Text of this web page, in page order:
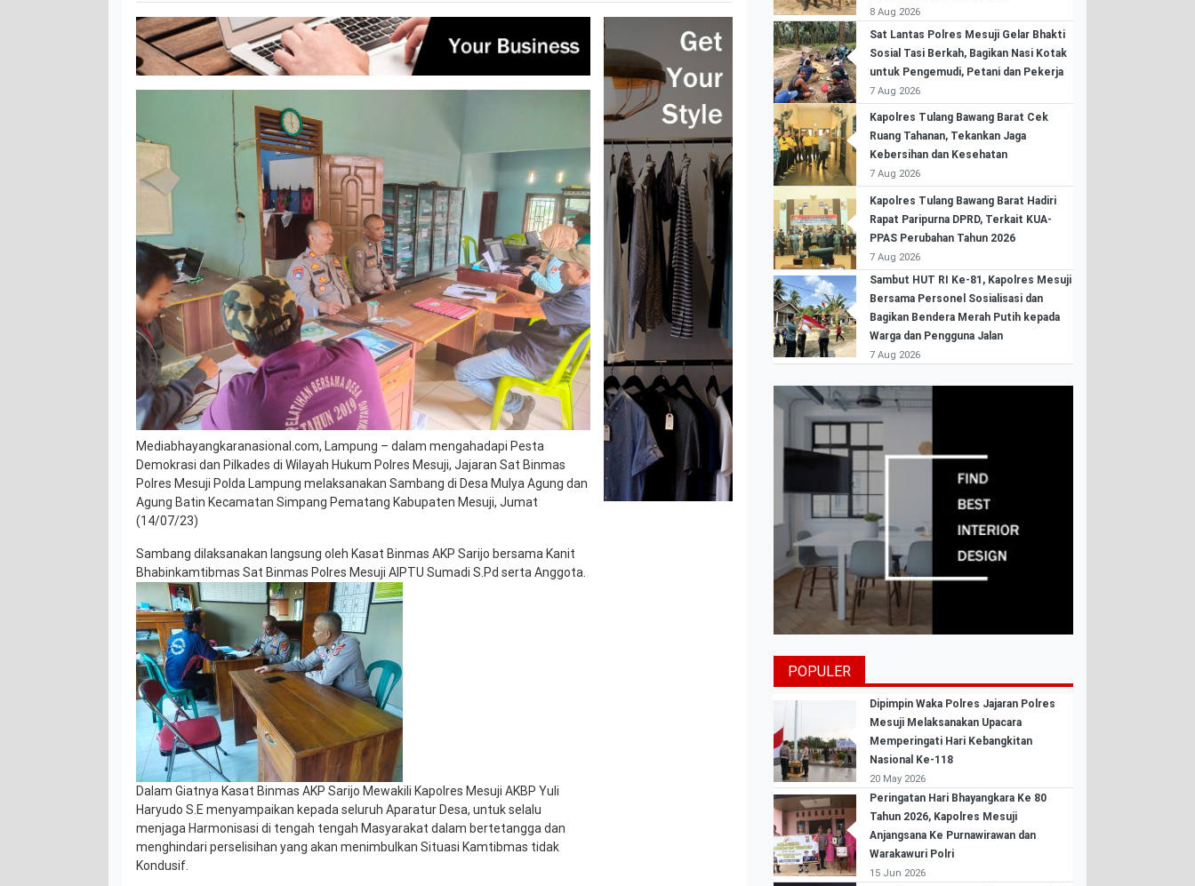
Mediabhayangkaranasional.com, Lampung – dalam mengahadapi Pesta
Demokrasi dan Pilkades di Wilayah Hukum Polres Mesuji, Jajaran Sat Binmas
Polres Mesuji Polda Lampung melaksanakan Sambang di Desa Mulya Agung dan
Agung Batin Kecamatan Simpang Pematang Kabupaten Mesuji, Jumat
(14/07/23)
Sambang dilaksanakan langsung oleh Kasat Binmas AKP Sarijo bersama Kanit
Bhabinkamtibmas Sat Binmas Polres Mesuji AIPTU Sumadi S.Pd serta Anggota.
Dalam Giatnya Kasat Binmas AKP Sarijo Mewakili Kapolres Mesuji AKBP Yuli
Haryudo S.E menyampaikan kepada seluruh Aparatur Desa, untuk selalu
menjaga Harmonisasi di tengah tengah Masyarakat dalam bertetangga dan
menghindari perselisihan yang akan menimbulkan Situasi Kamtibmas tidak
Kondusif.
8 Aug 2026
Sat Lantas Polres Mesuji Gelar Bhakti
Sosial Tasi Berkah, Bagikan Nasi Kotak
untuk Pengemudi, Petani dan Pekerja
7 Aug 2026
Kapolres Tulang Bawang Barat Cek
Ruang Tahanan, Tekankan Jaga
Kebersihan dan Kesehatan
7 Aug 2026
Kapolres Tulang Bawang Barat Hadiri
Rapat Paripurna DPRD, Terkait KUA-
PPAS Perubahan Tahun 2026
7 Aug 2026
Sambut HUT RI Ke-81, Kapolres Mesuji
Bersama Personel Sosialisasi dan
Bagikan Bendera Merah Putih kepada
Warga dan Pengguna Jalan
7 Aug 2026
POPULER
Dipimpin Waka Polres Jajaran Polres
Mesuji Melaksanakan Upacara
Memperingati Hari Kebangkitan
Nasional Ke-118
20 May 2026
Peringatan Hari Bhayangkara Ke 80
Tahun 2026, Kapolres Mesuji
Anjangsana Ke Purnawirawan dan
Warakawuri Polri
15 Jun 2026